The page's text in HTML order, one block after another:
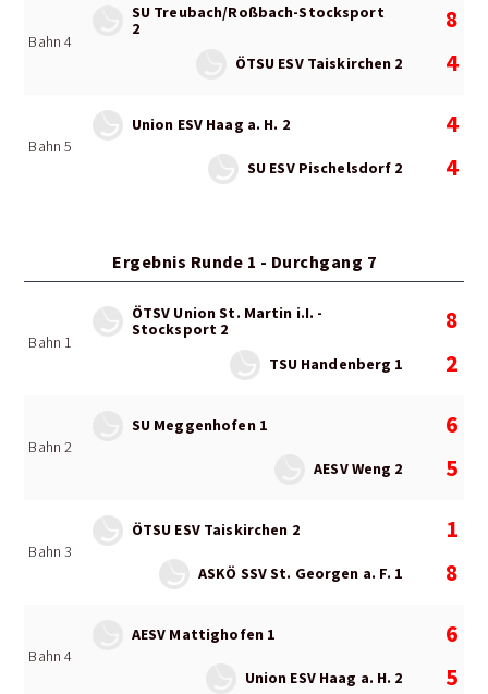
Bahn 4
SU Treubach/Roßbach-Stocksport
2
8
4
ÖTSU ESV Taiskirchen 2
Bahn 5
Union ESV Haag a. H. 2
4
4
SU ESV Pischelsdorf 2
Ergebnis Runde 1 - Durchgang 7
Bahn 1
ÖTSV Union St. Martin i.I. -
Stocksport 2
8
2
TSU Handenberg 1
Bahn 2
SU Meggenhofen 1
6
5
AESV Weng 2
Bahn 3
ÖTSU ESV Taiskirchen 2
1
8
ASKÖ SSV St. Georgen a. F. 1
Bahn 4
AESV Mattighofen 1
6
5
Union ESV Haag a. H. 2